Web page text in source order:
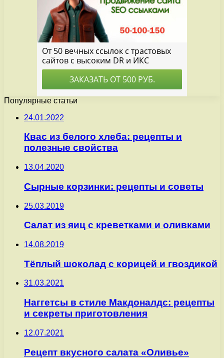
Популярные статьи
24.01.2022
Квас из белого хлеба: рецепты и
полезные свойства
13.04.2020
Сырные корзинки: рецепты и советы
25.03.2019
Салат из яиц с креветками и оливками
14.08.2019
Тёплый шоколад с корицей и гвоздикой
31.03.2021
Наггетсы в стиле Макдоналдс: рецепты
и секреты приготовления
12.07.2021
Рецепт вкусного салата «Оливье»